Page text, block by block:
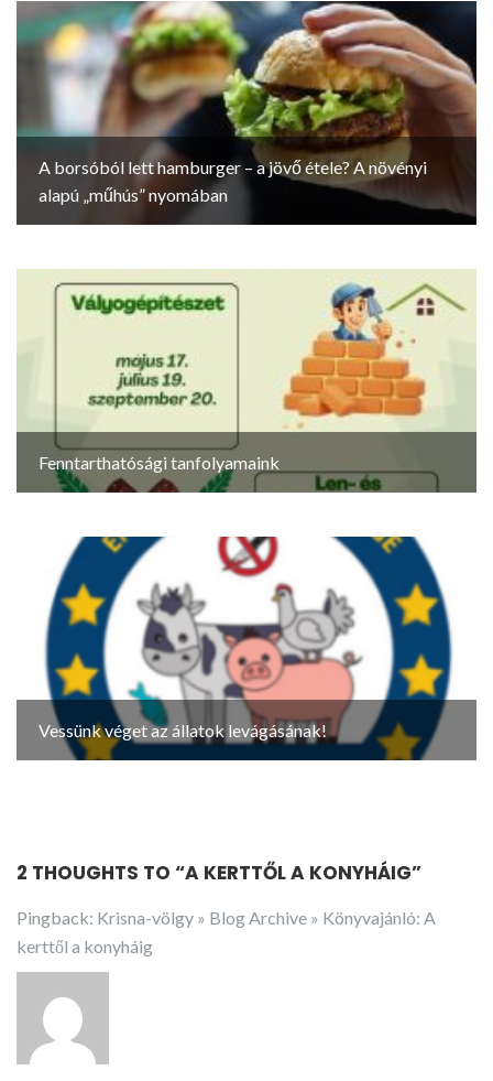
A borsóból lett hamburger – a jövő étele? A növényi
alapú „műhús” nyomában
Fenntarthatósági tanfolyamaink
Vessünk véget az állatok levágásának!
2 THOUGHTS TO “A KERTTŐL A KONYHÁIG”
Pingback: Krisna-völgy » Blog Archive » Könyvajánló: A
kerttől a konyháig